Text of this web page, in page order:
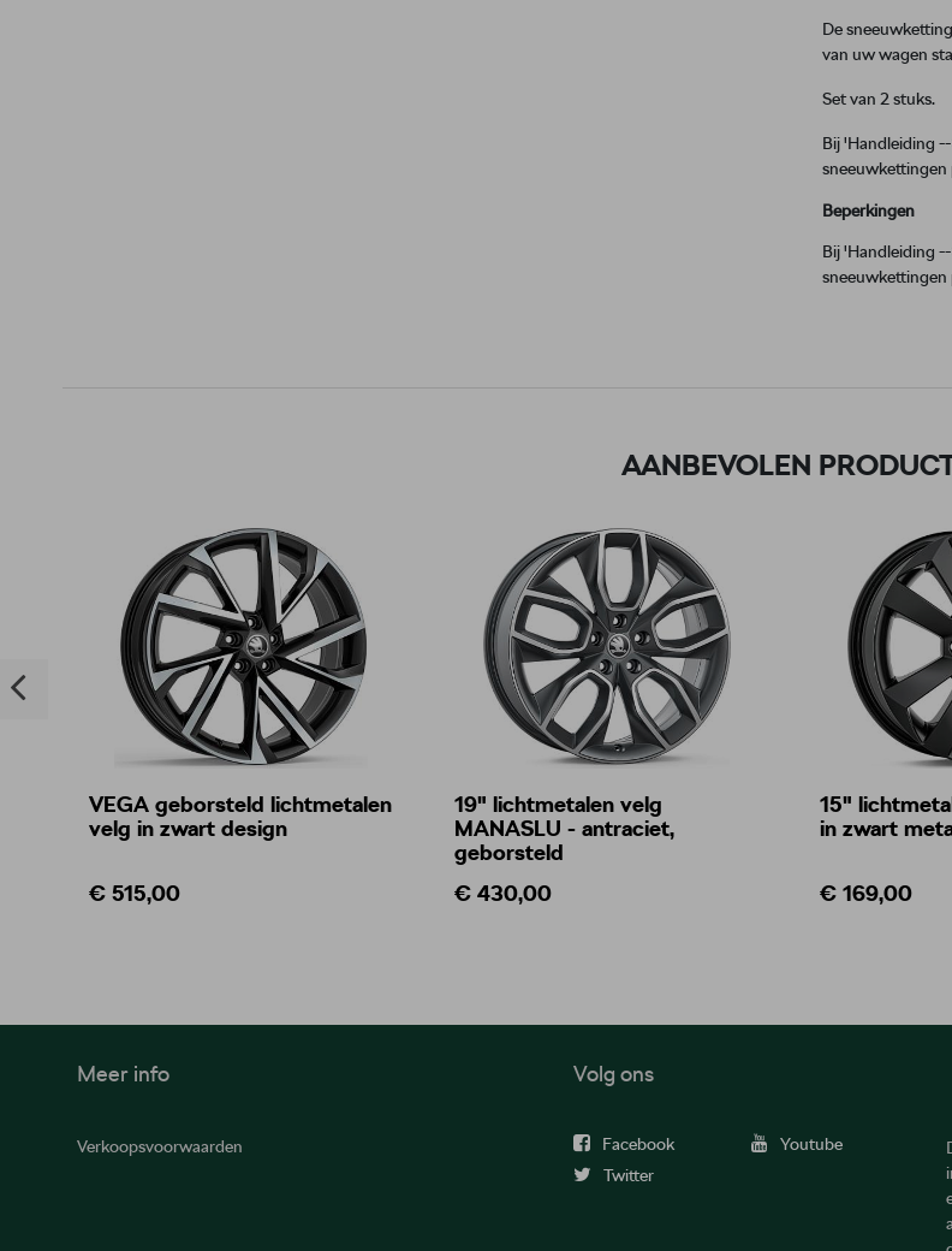
De
van uw wagen
Set van 2 stuks.
Bij 'Handleiding
sneeuwkettingen
Beperkingen
Bij 'Handleiding
sneeuwkettingen
AANBEVOLEN
VEGA geborsteld lichtmetalen
velg in zwart design
€ 515,00
19" lichtmetalen velg
MANASLU - antraciet,
geborsteld
€ 430,00
15"
in zwart
€ 169,00
Meer info
Verkoopsvoorwaarden
Volg ons
Facebook
Youtube
Twitter